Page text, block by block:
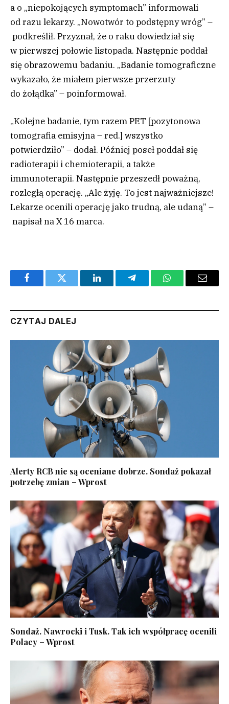
a o „niepokojących symptomach” informowali
od razu lekarzy. „Nowotwór to podstępny wróg” –
podkreślił. Przyznał, że o raku dowiedział się
w pierwszej połowie listopada. Następnie poddał
się obrazowemu badaniu. „Badanie tomograficzne
wykazało, że miałem pierwsze przerzuty
do żołądka” – poinformował.
„Kolejne badanie, tym razem PET [pozytonowa
tomografia emisyjna – red.] wszystko
potwierdziło” – dodał. Później poseł poddał się
radioterapii i chemioterapii, a także
immunoterapii. Następnie przeszedł poważną,
rozległą operację. „Ale żyję. To jest najważniejsze!
Lekarze ocenili operację jako trudną, ale udaną” –
napisał na X 16 marca.
FacebookTwitter LinkedInTelegramWhatsAppEmail
CZYTAJ DALEJ
Alerty RCB nie są oceniane dobrze. Sondaż pokazał
potrzebę zmian – Wprost
Sondaż. Nawrocki i Tusk. Tak ich współpracę ocenili
Polacy – Wprost